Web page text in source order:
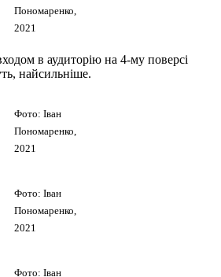
Пономаренко,
2021
в аудиторію на 4-му поверсі
найсильніше.
Фото: Іван
Пономаренко,
2021
Фото: Іван
Пономаренко,
2021
Фото: Іван